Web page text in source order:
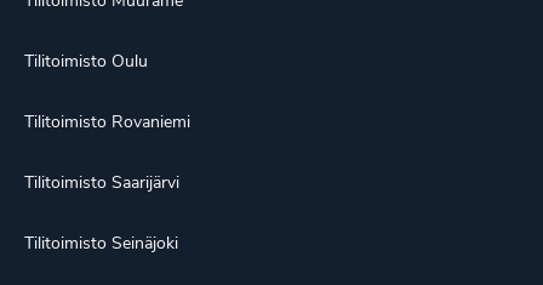
Tilitoimisto Oulu
Tilitoimisto Rovaniemi
Tilitoimisto Saarijärvi
Tilitoimisto Seinäjoki